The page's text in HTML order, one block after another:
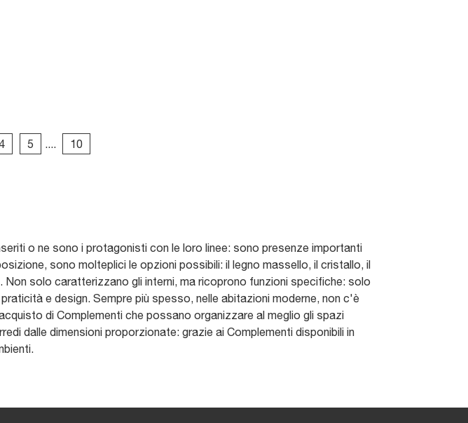
5 .... 10
o ne sono i protagonisti con le loro linee: sono presenze importanti
sono molteplici le opzioni possibili: il legno massello, il cristallo, il
solo caratterizzano gli interni, ma ricoprono funzioni specifiche: solo
e design. Sempre più spesso, nelle abitazioni moderne, non c'è
di Complementi che possano organizzare al meglio gli spazi
dalle dimensioni proporzionate: grazie ai Complementi disponibili in